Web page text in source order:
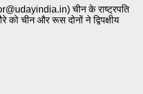
) चीन के राष्ट्रपति
को चीन और रूस दोनों ने द्विपक्षीय